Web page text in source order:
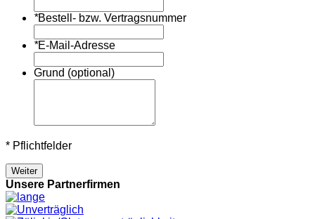
*Bestell- bzw. Vertragsnummer
*E-Mail-Adresse
Grund (optional)
* Pflichtfelder
Weiter
Unsere Partnerfirmen